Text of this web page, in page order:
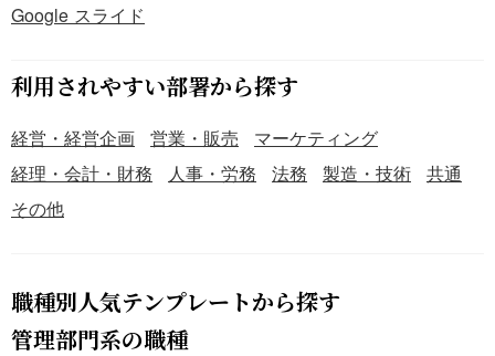
Google スライド
利用されやすい部署から探す
経営・経営企画 営業・販売
マーケティング
経理・会計・財務
人事・労務 法務 製造・技術
共通
その他
職種別人気テンプレートから探す
管理部門系の職種